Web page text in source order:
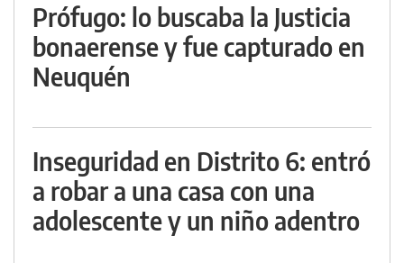
Prófugo: lo buscaba la Justicia
bonaerense y fue capturado en
Neuquén
Inseguridad en Distrito 6: entró
a robar a una casa con una
adolescente y un niño adentro